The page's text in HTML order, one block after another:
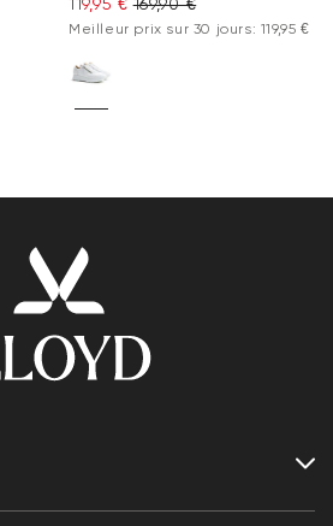
119,95 € 169,90 €
Meilleur prix sur 30 jours: 119,95 €